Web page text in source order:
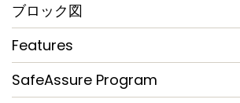
ブロック図
Features
SafeAssure Program